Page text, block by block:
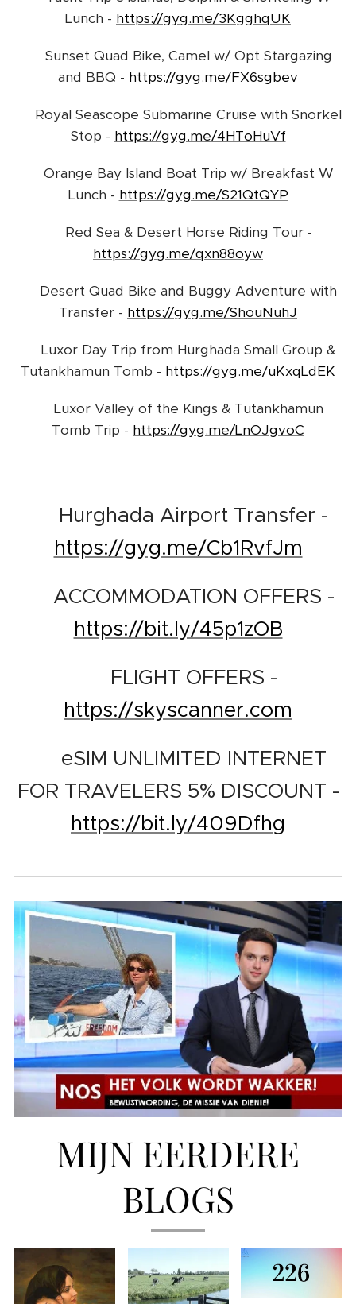
Lunch - https://gyg.me/3KgghqUK
➡️ Sunset Quad Bike, Camel w/ Opt Stargazing
and BBQ - https://gyg.me/FX6sgbev
➡️ Royal Seascope Submarine Cruise with Snorkel
Stop - https://gyg.me/4HToHuVf
➡️ Orange Bay Island Boat Trip w/ Breakfast W
Lunch - https://gyg.me/S21QtQYP
➡️ Red Sea & Desert Horse Riding Tour -
https://gyg.me/qxn88oyw
➡️ Desert Quad Bike and Buggy Adventure with
Transfer - https://gyg.me/ShouNuhJ
➡️ Luxor Day Trip from Hurghada Small Group &
Tutankhamun Tomb - https://gyg.me/uKxqLdEK
➡️ Luxor Valley of the Kings & Tutankhamun
Tomb Trip - https://gyg.me/LnOJgvoC
🚗 Hurghada Airport Transfer -
https://gyg.me/Cb1RvfJm
🏨 ACCOMMODATION OFFERS -
https://bit.ly/45p1zOB
✈️ FLIGHT OFFERS -
https://skyscanner.com
📱 eSIM UNLIMITED INTERNET
FOR TRAVELERS 5% DISCOUNT -
https://bit.ly/409Dfhg
MIJN EERDERE
BLOGS